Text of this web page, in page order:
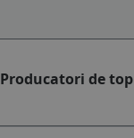
Producatori de top